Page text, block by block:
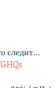
следит...